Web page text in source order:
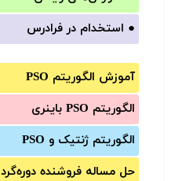
● استخدام در فرادرس
آموزش الگوریتم PSO
الگوریتم PSO باینری
الگوریتم ژنتیک و PSO
حل مساله فروشنده دوره‌گرد